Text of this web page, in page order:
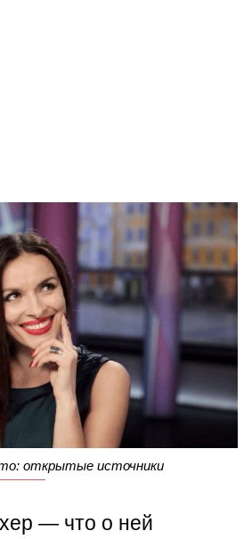
открытые источники
— что о ней